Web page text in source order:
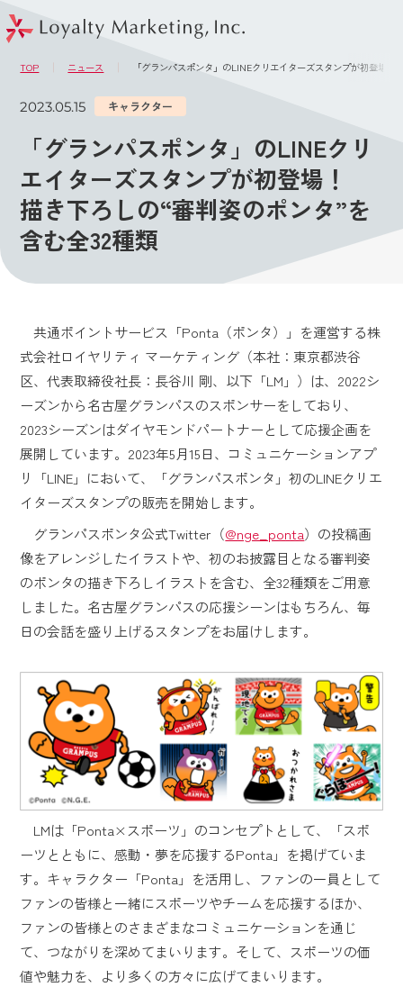
TOP ニュース 「グランパスポンタ」のLINEクリエイターズスタンプが初登場！
2023.05.15 キャラクター
「グランパスポンタ」のLINEクリ
エイターズスタンプが初登場！
描き下ろしの“審判姿のポンタ”を
含む全32種類
共通ポイントサービス「Ponta（ポンタ）」を運営する株
式会社ロイヤリティ マーケティング（本社：東京都渋谷
区、代表取締役社長：長谷川 剛、以下「LM」）は、2022シ
ーズンから名古屋グランパスのスポンサーをしており、
2023シーズンはダイヤモンドパートナーとして応援企画を
展開しています。2023年5月15日、コミュニケーションアプ
リ「LINE」において、「グランパスポンタ」初のLINEクリエ
イターズスタンプの販売を開始します。
グランパスポンタ公式Twitter（@nge_ponta）の投稿画
像をアレンジしたイラストや、初のお披露目となる審判姿
のポンタの描き下ろしイラストを含む、全32種類をご用意
しました。名古屋グランパスの応援シーンはもちろん、毎
日の会話を盛り上げるスタンプをお届けします。
LMは「Ponta×スポーツ」のコンセプトとして、「スポ
ーツとともに、感動・夢を応援するPonta」を掲げていま
す。キャラクター「Ponta」を活用し、ファンの一員として
ファンの皆様と一緒にスポーツやチームを応援するほか、
ファンの皆様とのさまざまなコミュニケーションを通じ
て、つながりを深めてまいります。そして、スポーツの価
値や魅力を、より多くの方々に広げてまいります。